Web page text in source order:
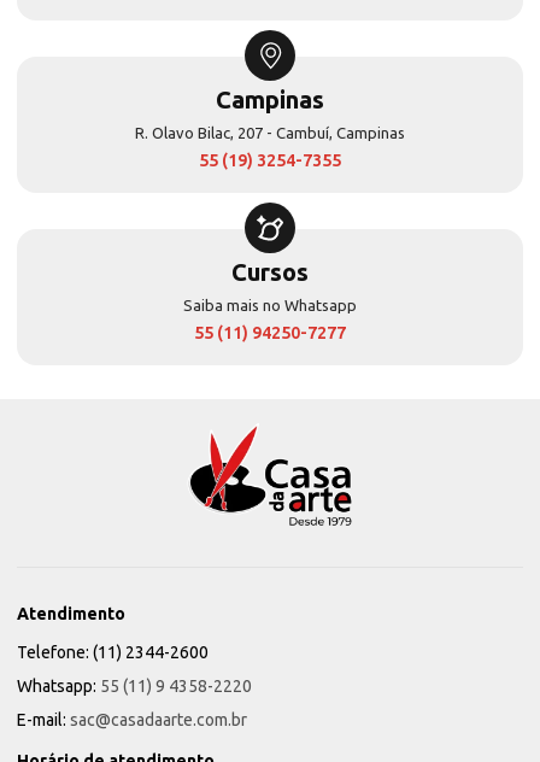
Campinas
R. Olavo Bilac, 207 - Cambuí, Campinas
55 (19) 3254-7355
Cursos
Saiba mais no Whatsapp
55 (11) 94250-7277
Atendimento
Telefone: (11) 2344-2600
Whatsapp: 55 (11) 9 4358-2220
E-mail: sac@casadaarte.com.br